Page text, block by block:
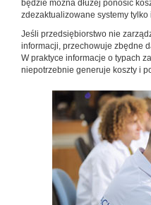
będzie można dłużej ponosić
zdezaktualizowane systemy
Jeśli przedsiębiorstwo nie
informacji, przechowuje zbędne
W praktyce informacje o typach
niepotrzebnie generuje koszty i